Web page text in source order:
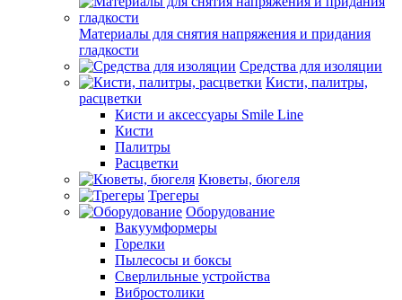
Материалы для снятия напряжения и придания
гладкости
Средства для изоляции
Кисти, палитры,
расцветки
Кисти и аксессуары Smile Line
Кисти
Палитры
Расцветки
Кюветы, бюгеля
Трегеры
Оборудование
Вакуумформеры
Горелки
Пылесосы и боксы
Сверлильные устройства
Вибростолики